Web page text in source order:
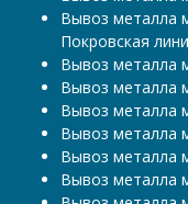
Вывоз металла
Покровская
Вывоз металла
Вывоз металла
Вывоз металла
Вывоз металла
Вывоз металла
Вывоз металла